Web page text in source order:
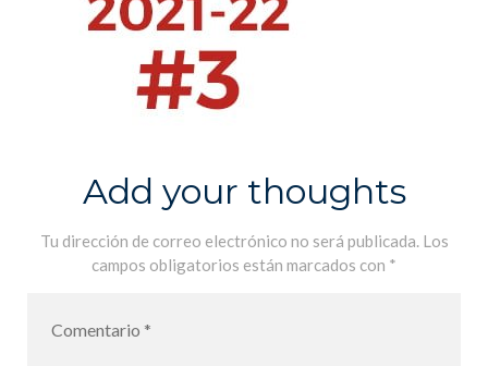
Add your thoughts
Tu dirección de correo electrónico no será publicada. Los
campos obligatorios están marcados con *